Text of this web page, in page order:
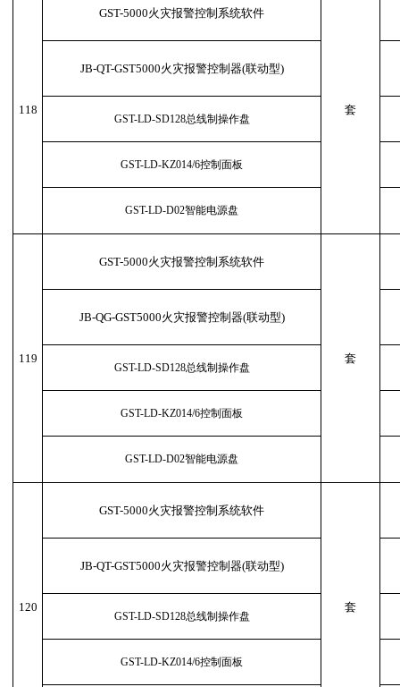
118
GST-5000火灾报警控制系统软件
套
JB-QT-GST5000火灾报警控制器(联动型)
GST-LD-SD128总线制操作盘
GST-LD-KZ014/6控制面板
GST-LD-D02智能电源盘
119
GST-5000火灾报警控制系统软件
套
JB-QG-GST5000火灾报警控制器(联动型)
GST-LD-SD128总线制操作盘
GST-LD-KZ014/6控制面板
GST-LD-D02智能电源盘
120
GST-5000火灾报警控制系统软件
套
JB-QT-GST5000火灾报警控制器(联动型)
GST-LD-SD128总线制操作盘
GST-LD-KZ014/6控制面板